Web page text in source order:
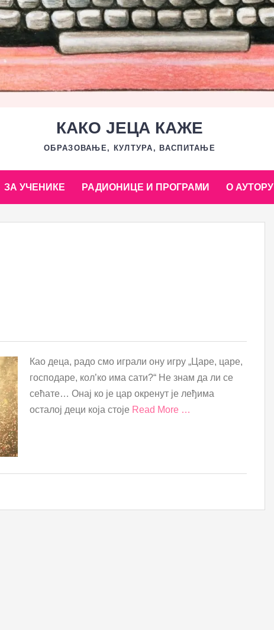
КАКО ЈЕЦА КАЖЕ
ОБРАЗОВАЊЕ, КУЛТУРА, ВАСПИТАЊЕ
ЗА УЧЕНИКЕ РАДИОНИЦЕ И ПРОГРАМИ О АУТОРУ
Као деца, радо смо играли ону игру „Царе, царе,
господаре, кол’ко има сати?“ Не знам да ли се
сећате… Онај ко је цар окренут је леђима
осталој деци која стоје Read More …